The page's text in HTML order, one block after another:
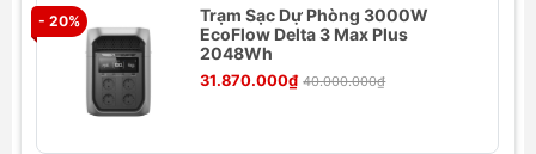
Pin: Pin Lithium Polymer
Dung lượng pin: 4000mAh / 14,8V / 59,2Wh
Công suất định mức: 16000mAh
Đầu ra Type-C: 5V/3A; 9V/3A; 12V/3A; 15V/3A;
- 20%
Trạm Sạc Dự Phòng 3000W
EcoFlow Delta 3 Max Plus
2048Wh
31.870.000₫ 40.000.000₫